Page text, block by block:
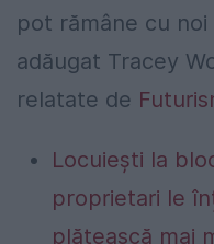
pot rămâne cu noi
adăugat Tracey
relatate de
Locuiești la
proprietari le
plătească mai